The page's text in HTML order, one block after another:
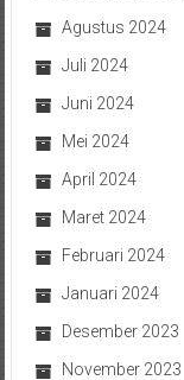
Agustus 2024
Juli 2024
Juni 2024
Mei 2024
April 2024
Maret 2024
Februari 2024
Januari 2024
Desember 2023
November 2023